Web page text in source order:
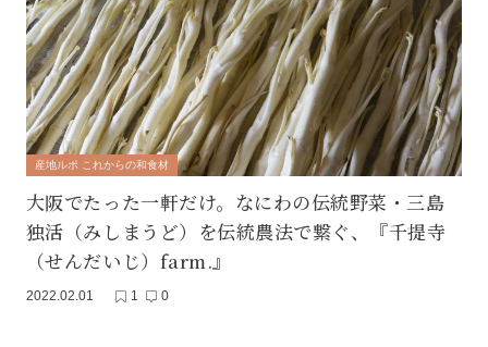
産地ルポ これからの和食材
大阪でたった一軒だけ。なにわの伝統野菜・三島
独活（みしまうど）を伝統農法で繋ぐ、『千提寺
（せんだいじ）farm.』
2022.02.01 1 0